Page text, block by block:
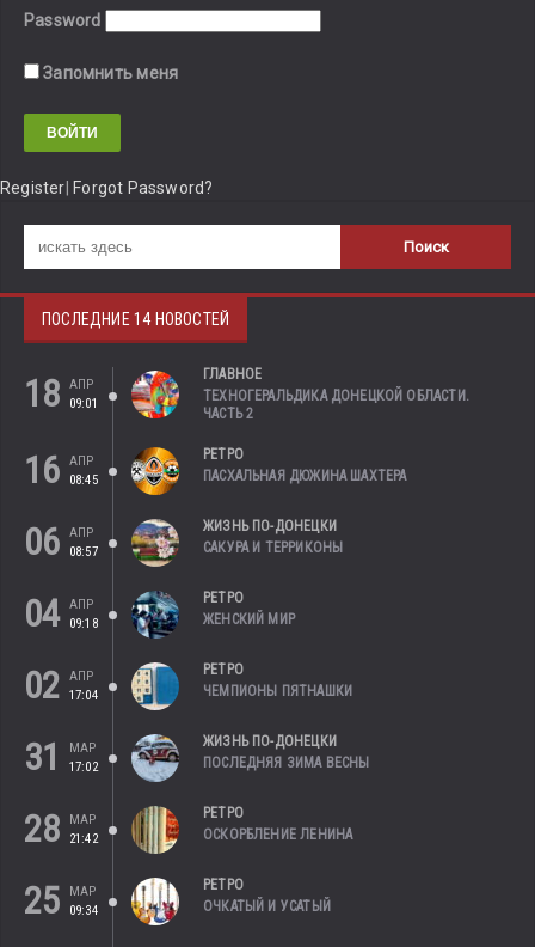
Password
Запомнить меня
Register Forgot Password?
ПОСЛЕДНИЕ 14 НОВОСТЕЙ
18
АПР
09:01
ГЛАВНОЕ
ТЕХНОГЕРАЛЬДИКА ДОНЕЦКОЙ ОБЛАСТИ.
ЧАСТЬ 2
16
АПР
08:45
РЕТРО
ПАСХАЛЬНАЯ ДЮЖИНА ШАХТЕРА
06
АПР
08:57
ЖИЗНЬ ПО-ДОНЕЦКИ
САКУРА И ТЕРРИКОНЫ
04 АПР
09:18
РЕТРО
ЖЕНСКИЙ МИР
02
АПР
17:04
РЕТРО
ЧЕМПИОНЫ ПЯТНАШКИ
31
МАР
17:02
ЖИЗНЬ ПО-ДОНЕЦКИ
ПОСЛЕДНЯЯ ЗИМА ВЕСНЫ
28
МАР
21:42
РЕТРО
ОСКОРБЛЕНИЕ ЛЕНИНА
25
МАР
09:34
РЕТРО
ОЧКАТЫЙ И УСАТЫЙ